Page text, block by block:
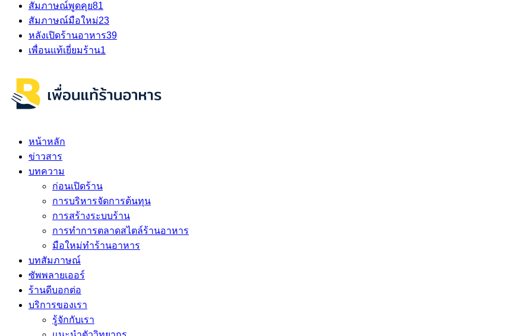
สัมภาษณ์พูดคุย81
สัมภาษณ์มือใหม่23
หลังเปิดร้านอาหาร39
เพื่อนแท้เยี่ยมร้าน1
หน้าหลัก
ข่าวสาร
บทความ
ก่อนเปิดร้าน
การบริหารจัดการต้นทุน
การสร้างระบบร้าน
การทำการตลาดสไตล์ร้านอาหาร
มือใหม่ทำร้านอาหาร
บทสัมภาษณ์
ซัพพลายเออร์
ร้านดีบอกต่อ
บริการของเรา
รู้จักกับเรา